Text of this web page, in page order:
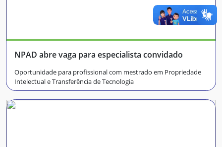
NPAD abre vaga para especialista convidado
Oportunidade para profissional com mestrado em Propriedade
Intelectual e Transferência de Tecnologia